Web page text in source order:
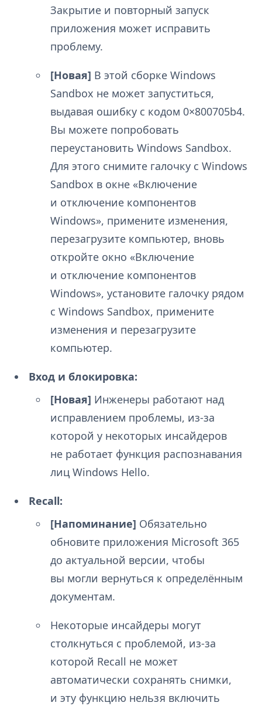
Закрытие и повторный запуск
приложения может исправить
проблему.
[Новая] В этой сборке Windows
Sandbox не может запуститься,
выдавая ошибку с кодом 0×800705b4.
Вы можете попробовать
переустановить Windows Sandbox.
Для этого снимите галочку с Windows
Sandbox в окне «Включение
и отключение компонентов
Windows», примените изменения,
перезагрузите компьютер, вновь
откройте окно «Включение
и отключение компонентов
Windows», установите галочку рядом
с Windows Sandbox, примените
изменения и перезагрузите
компьютер.
Вход и блокировка:
[Новая] Инженеры работают над
исправлением проблемы, из-за
которой у некоторых инсайдеров
не работает функция распознавания
лиц Windows Hello.
Recall:
[Напоминание] Обязательно
обновите приложения Microsoft 365
до актуальной версии, чтобы
вы могли вернуться к определённым
документам.
Некоторые инсайдеры могут
столкнуться с проблемой, из-за
которой Recall не может
автоматически сохранять снимки,
и эту функцию нельзя включить